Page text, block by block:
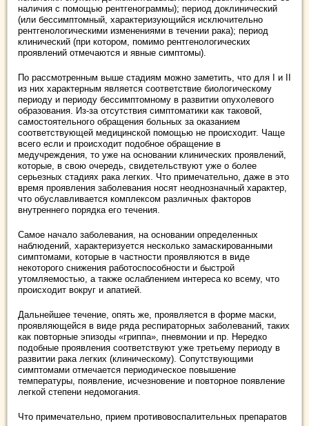
наличия с помощью рентгенограммы); период доклинический
(или бессимптомный, характеризующийся исключительно
рентгенологическими изменениями в течении рака); период
клинический (при котором, помимо рентгенологических
проявлений отмечаются и явные симптомы).
По рассмотренным выше стадиям можно заметить, что для I и II
из них характерным является соответствие биологическому
периоду и периоду бессимптомному в развитии опухолевого
образования. Из-за отсутствия симптоматики как таковой,
самостоятельного обращения больных за оказанием
соответствующей медицинской помощью не происходит. Чаще
всего если и происходит подобное обращение в
медучреждения, то уже на основании клинических проявлений,
которые, в свою очередь, свидетельствуют уже о более
серьезных стадиях рака легких. Что примечательно, даже в это
время проявления заболевания носят неоднозначный характер,
что обуславливается комплексом различных факторов
внутреннего порядка его течения.
Самое начало заболевания, на основании определенных
наблюдений, характеризуется несколько замаскированными
симптомами, которые в частности проявляются в виде
некоторого снижения работоспособности и быстрой
утомляемостью, а также ослаблением интереса ко всему, что
происходит вокруг и апатией.
Дальнейшее течение, опять же, проявляется в форме маски,
проявляющейся в виде ряда респираторных заболеваний, таких
как повторные эпизоды «гриппа», пневмонии и пр. Нередко
подобные проявления соответствуют уже третьему периоду в
развитии рака легких (клиническому). Сопутствующими
симптомами отмечается периодическое повышение
температуры, появление, исчезновение и повторное появление
легкой степени недомогания.
Что примечательно, прием противовоспалительных препаратов